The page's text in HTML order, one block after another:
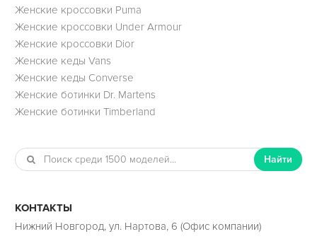
Женские кроссовки Puma
Женские кроссовки Under Armour
Женские кроссовки Dior
Женские кеды Vans
Женские кеды Converse
Женские ботинки Dr. Martens
Женские ботинки Timberland
Найти
КОНТАКТЫ
Нижний Новгород, ул. Нартова, 6 (Офис компании)